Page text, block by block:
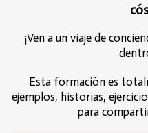
¡Ven a un viaje de
Esta formación es
ejemplos, historias,
para